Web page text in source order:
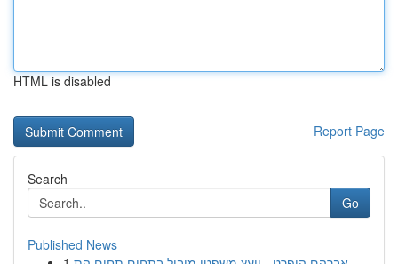
HTML is disabled
Report Page
Search
Go
Published News